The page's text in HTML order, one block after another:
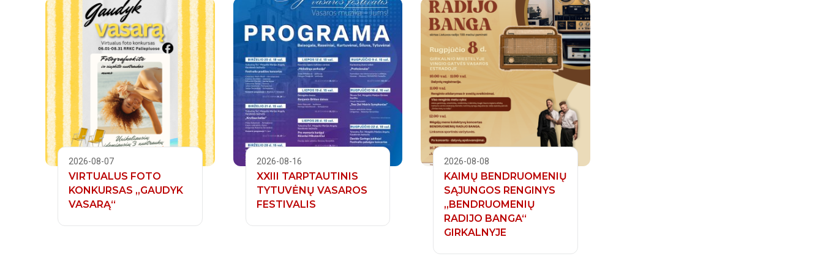
2026-08-07
VIRTUALUS FOTO
KONKURSAS „GAUDYK
VASARĄ“
2026-08-16
XXIII TARPTAUTINIS
TYTUVĖNŲ VASAROS
FESTIVALIS
2026-08-08
KAIMŲ BENDRUOMENIŲ
SĄJUNGOS RENGINYS
„BENDRUOMENIŲ
RADIJO BANGA“
GIRKALNYJE